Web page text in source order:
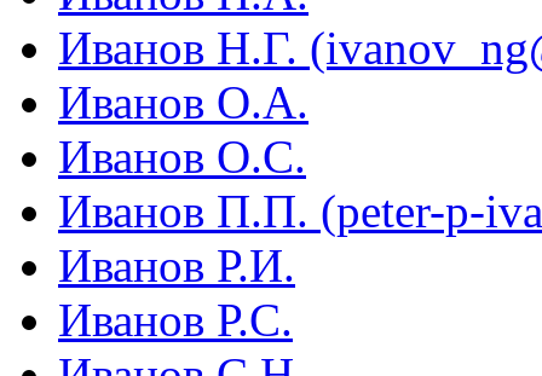
Иванов Н.Г.
Иванов О.А.
Иванов О.С.
Иванов П.П. (peter-p-
Иванов Р.И.
Иванов Р.С.